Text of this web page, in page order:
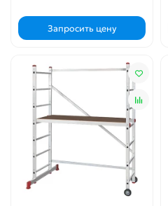
Запросить цену